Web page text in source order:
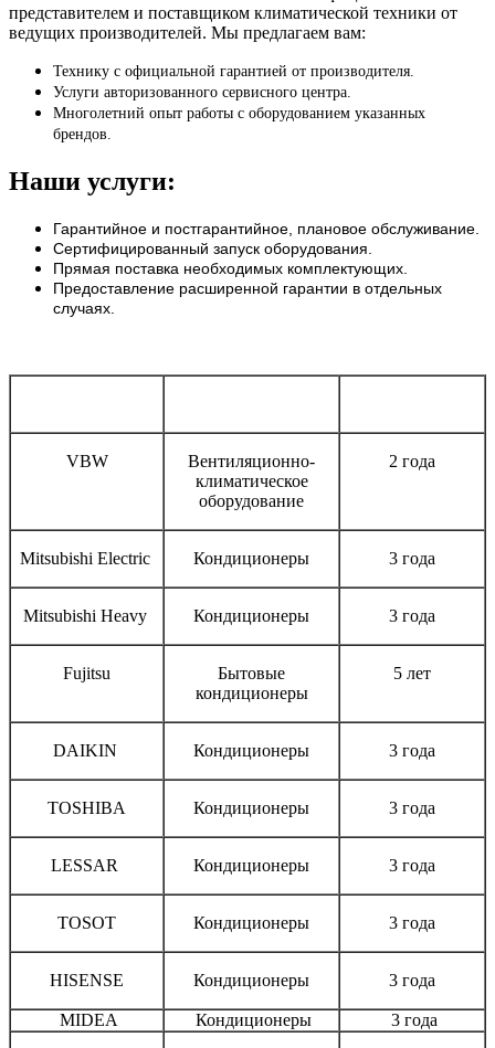
представителем и поставщиком климатической техники от
ведущих производителей. Мы предлагаем вам:
Технику с официальной гарантией от производителя.
Услуги авторизованного сервисного центра.
Многолетний опыт работы с оборудованием указанных
брендов.
Наши услуги:
Гарантийное и постгарантийное, плановое обслуживание.
Сертифицированный запуск оборудования.
Прямая поставка необходимых комплектующих.
Предоставление расширенной гарантии в отдельных
случаях.
VBW
Вентиляционно-
климатическое
оборудование
2 года
Mitsubishi Electric Кондиционеры 3 года
Mitsubishi Heavy Кондиционеры 3 года
Fujitsu
Бытовые
кондиционеры
5 лет
DAIKIN Кондиционеры 3 года
TOSHIBA Кондиционеры 3 года
LESSAR Кондиционеры 3 года
TOSOT Кондиционеры 3 года
HISENSE Кондиционеры 3 года
MIDEA Кондиционеры 3 года